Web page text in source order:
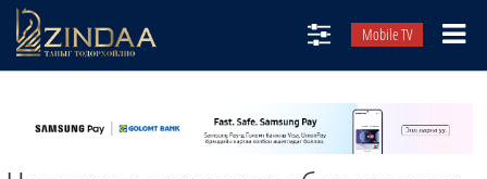
Mobile TV
ТВ8
ӨГЛӨӨНИЙ СОНИН